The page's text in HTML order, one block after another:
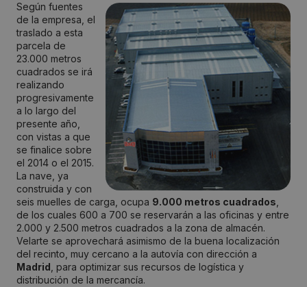
Según fuentes
de la empresa, el
traslado a esta
parcela de
23.000 metros
cuadrados se irá
realizando
progresivamente
a lo largo del
presente año,
con vistas a que
se finalice sobre
el 2014 o el 2015.
La nave, ya
construida y con
seis muelles de carga, ocupa 9.000 metros cuadrados
de los cuales 600 a 700 se reservarán a las oficinas y entre
2.000 y 2.500 metros cuadrados a la zona de almacén.
Velarte se aprovechará asimismo de la buena localización
del recinto, muy cercano a la autovía con dirección a
Madrid , para optimizar sus recursos de logística y
distribución de la mercancía.